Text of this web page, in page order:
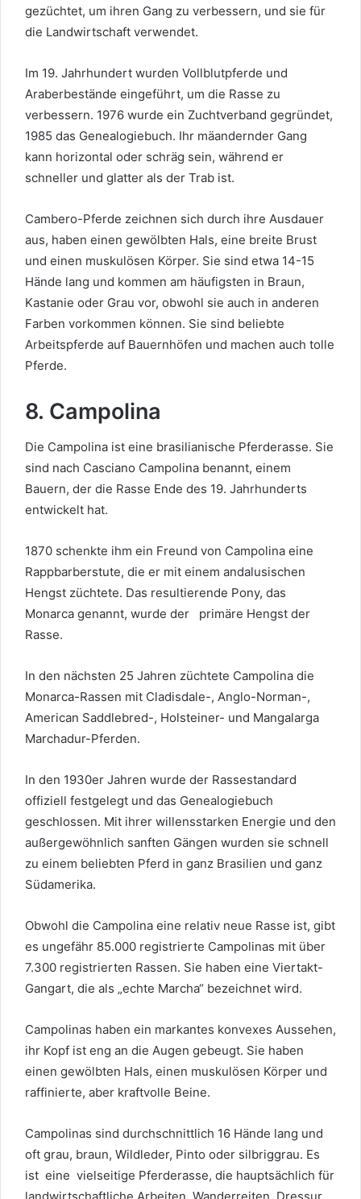
gezüchtet, um ihren Gang zu verbessern, und sie für
die Landwirtschaft verwendet.
Im 19. Jahrhundert wurden Vollblutpferde und
Araberbestände eingeführt, um die Rasse zu
verbessern. 1976 wurde ein Zuchtverband gegründet,
1985 das Genealogiebuch. Ihr mäandernder Gang
kann horizontal oder schräg sein, während er
schneller und glatter als der Trab ist.
Cambero-Pferde zeichnen sich durch ihre Ausdauer
aus, haben einen gewölbten Hals, eine breite Brust
und einen muskulösen Körper. Sie sind etwa 14-15
Hände lang und kommen am häufigsten in Braun,
Kastanie oder Grau vor, obwohl sie auch in anderen
Farben vorkommen können. Sie sind beliebte
Arbeitspferde auf Bauernhöfen und machen auch tolle
Pferde.
8. Campolina
Die Campolina ist eine brasilianische Pferderasse. Sie
sind nach Casciano Campolina benannt, einem
Bauern, der die Rasse Ende des 19. Jahrhunderts
entwickelt hat.
1870 schenkte ihm ein Freund von Campolina eine
Rappbarberstute, die er mit einem andalusischen
Hengst züchtete. Das resultierende Pony, das
Monarca genannt, wurde der
primäre Hengst der
Rasse.
In den nächsten 25 Jahren züchtete Campolina die
Monarca-Rassen mit Cladisdale-, Anglo-Norman-,
American Saddlebred-, Holsteiner- und Mangalarga
Marchadur-Pferden.
In den 1930er Jahren wurde der Rassestandard
offiziell festgelegt und das Genealogiebuch
geschlossen. Mit ihrer willensstarken Energie und den
außergewöhnlich sanften Gängen wurden sie schnell
zu einem beliebten Pferd in ganz Brasilien und ganz
Südamerika.
Obwohl die Campolina eine relativ neue Rasse ist, gibt
es ungefähr 85.000 registrierte Campolinas mit über
7.300 registrierten Rassen. Sie haben eine Viertakt-
Gangart, die als „echte Marcha“ bezeichnet wird.
Campolinas haben ein markantes konvexes Aussehen,
ihr Kopf ist eng an die Augen gebeugt. Sie haben
einen gewölbten Hals, einen muskulösen Körper und
raffinierte, aber kraftvolle Beine.
Campolinas sind durchschnittlich 16 Hände lang und
oft grau, braun, Wildleder, Pinto oder silbriggrau. Es
ist eine vielseitige Pferderasse, die hauptsächlich für